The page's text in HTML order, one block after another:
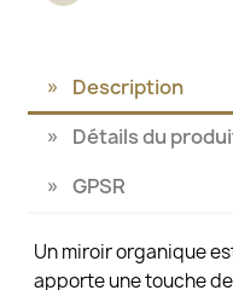
Description
Détails du
GPSR
Un miroir organique
apporte une touche